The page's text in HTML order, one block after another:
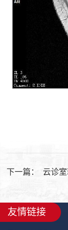
下一篇： 云诊
友情链接